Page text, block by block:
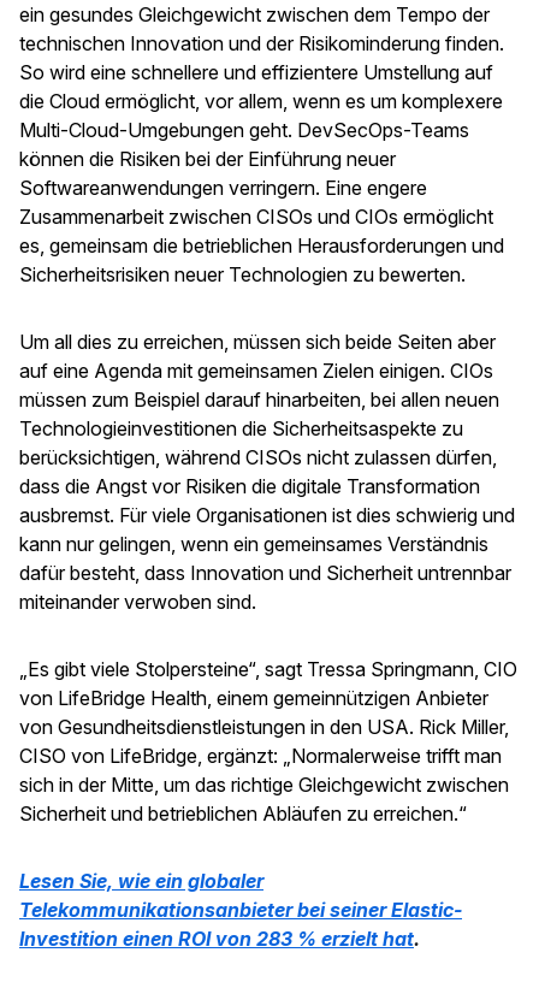
ein gesundes Gleichgewicht zwischen dem Tempo der
technischen Innovation und der Risikominderung finden.
So wird eine schnellere und effizientere Umstellung auf
die Cloud ermöglicht, vor allem, wenn es um komplexere
Multi-Cloud-Umgebungen geht. DevSecOps-Teams
können die Risiken bei der Einführung neuer
Softwareanwendungen verringern. Eine engere
Zusammenarbeit zwischen CISOs und CIOs ermöglicht
es, gemeinsam die betrieblichen Herausforderungen und
Sicherheitsrisiken neuer Technologien zu bewerten.
Um all dies zu erreichen, müssen sich beide Seiten aber
auf eine Agenda mit gemeinsamen Zielen einigen. CIOs
müssen zum Beispiel darauf hinarbeiten, bei allen neuen
Technologieinvestitionen die Sicherheitsaspekte zu
berücksichtigen, während CISOs nicht zulassen dürfen,
dass die Angst vor Risiken die digitale Transformation
ausbremst. Für viele Organisationen ist dies schwierig und
kann nur gelingen, wenn ein gemeinsames Verständnis
dafür besteht, dass Innovation und Sicherheit untrennbar
miteinander verwoben sind.
„Es gibt viele Stolpersteine“, sagt Tressa Springmann, CIO
von LifeBridge Health, einem gemeinnützigen Anbieter
von Gesundheitsdienstleistungen in den USA. Rick Miller,
CISO von LifeBridge, ergänzt: „Normalerweise trifft man
sich in der Mitte, um das richtige Gleichgewicht zwischen
Sicherheit und betrieblichen Abläufen zu erreichen.“
Lesen Sie, wie ein globaler
Telekommunikationsanbieter bei seiner Elastic-
Investition einen ROI von 283 % erzielt hat.